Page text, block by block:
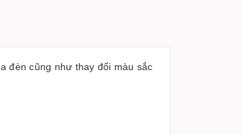
đèn cũng như thay đổi màu sắc